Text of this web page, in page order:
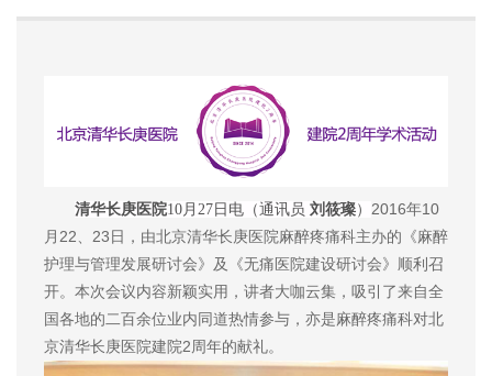
清华长庚医院10月27日电（通讯员 刘筱璨） 2016年10
月22、23日，由北京清华长庚医院麻醉疼痛科主办的《麻醉
护理与管理发展研讨会》及《无痛医院建设研讨会》顺利召
开。本次会议内容新颖实用，讲者大咖云集，吸引了来自全
国各地的二百余位业内同道热情参与，亦是麻醉疼痛科对北
京清华长庚医院建院2周年的献礼。